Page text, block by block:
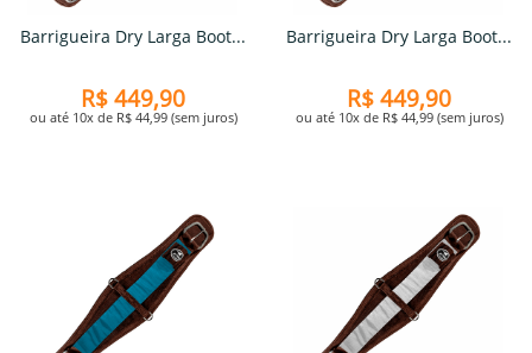
Barrigueira Dry Larga Boot...
R$ 449,90
ou até 10x de R$ 44,99 (sem juros)
Barrigueira Dry Larga Boot...
R$ 449,90
ou até 10x de R$ 44,99 (sem juros)